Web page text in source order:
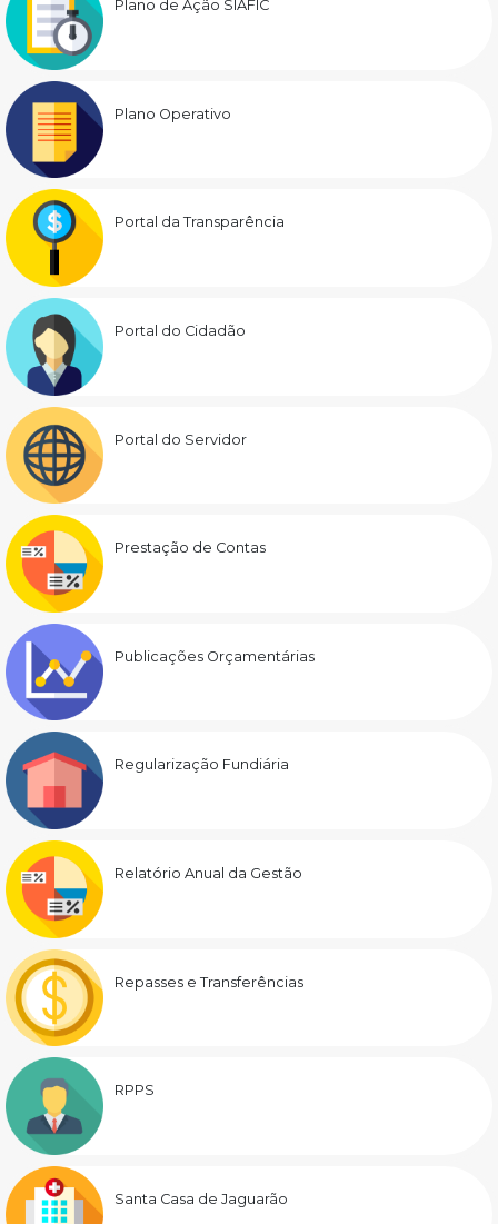
Plano de Ação SIAFIC
Plano Operativo
Portal da Transparência
Portal do Cidadão
Portal do Servidor
Prestação de Contas
Publicações Orçamentárias
Regularização Fundiária
Relatório Anual da Gestão
Repasses e Transferências
RPPS
Santa Casa de Jaguarão